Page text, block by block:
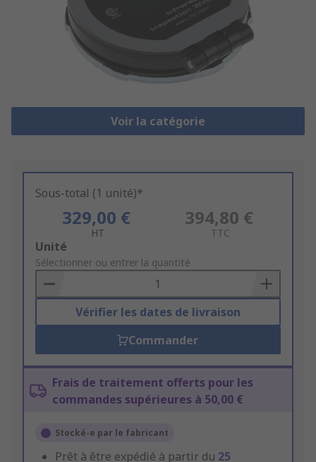
Voir la catégorie
Sous-total (1 unité)*
329,00 €
HT
394,80 €
TTC
Add
to
Basket
Unité
Sélectionner ou entrer la quantité
Vérifier les dates de livraison
Commander
Frais de traitement offerts pour les
commandes supérieures à 50,00 €
Stocké-e par le fabricant
Prêt à être expédié à partir du 25